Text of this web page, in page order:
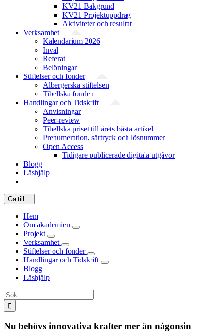
KV21 Bakgrund
KV21 Projektuppdrag
Aktiviteter och resultat
Verksamhet
Kalendarium 2026
Inval
Referat
Belöningar
Stiftelser och fonder
Albergerska stiftelsen
Tibellska fonden
Handlingar och Tidskrift
Anvisningar
Peer-review
Tibellska priset till årets bästa artikel
Prenumeration, särtryck och lösnummer
Open Access
Tidigare publicerade digitala utgåvor
Blogg
Läshjälp
Gå till…
Hem
Om akademien
Projekt
Verksamhet
Stiftelser och fonder
Handlingar och Tidskrift
Blogg
Läshjälp
Sök
efter:
Nu behövs innovativa krafter mer än någonsin